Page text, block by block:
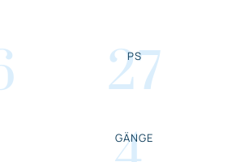
27
PS
GÄNGE